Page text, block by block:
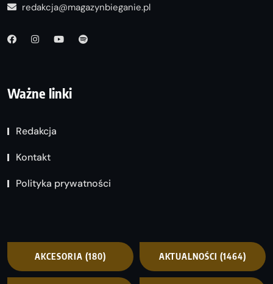
redakcja@magazynbieganie.pl
Ważne linki
Redakcja
Kontakt
Polityka prywatności
AKCESORIA (180) AKTUALNOŚCI (1464)